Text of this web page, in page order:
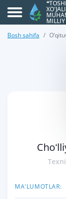
Bosh sahifa
MA'LUMOTLAR: